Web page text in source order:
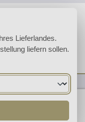
Du hast 0
Lieferlandes.
liefern sollen.